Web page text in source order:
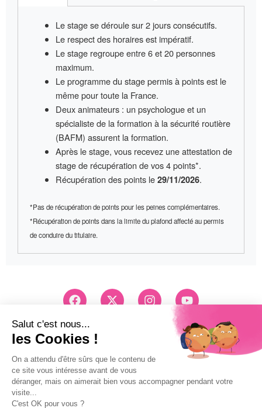
Le stage se déroule sur2 jours consécutifs.
Le respect des horaires est impératif.
Le stage regroupe entre6 et 20 personnes
maximum.
Le programme du stage permis à pointsest le
même pour toute la France.
Deux animateurs: un psychologue et un
spécialiste de la formation à la sécurité routière
(BAFM) assurent la formation.
Après le stage, vous recevez uneattestation de
stagede récupération de vos 4 points*.
Récupération des points le 29/11/2026.
*Pas de récupération de points pour les peines complémentaires.
*Récupération de points dans la limite du plafond affecté au permis
de conduire du titulaire.
F
a
e
b
o
k
X
-
t
e
r
I
n
r
m
Y
o
t
u
b
03 83 26 83 83
Pri d'un appel local
Mentions légales
Politique de confidentialité